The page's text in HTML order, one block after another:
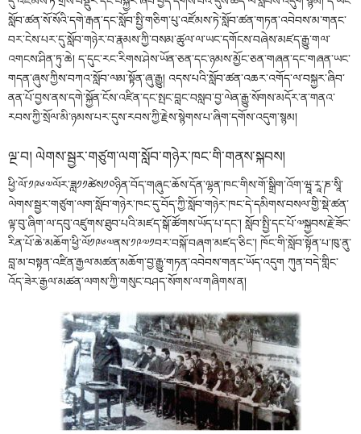
སློབ་ཚན་སོ་སོའི་དགེ་རྒན་དང་སློབ་སྤྱི་གཅིག་པུ་འཛོམས་ཏེ་སློབ་ཚན་གཏན་འབེབས་མ་གནང་
བར་ངེས་པར་དུ་སློབ་གཉེར་བ་རྣམས་ཀྱི་བསམ་ཚུལ་ལ་ཡང་དགོངས་བཞེས་མཛད་རྒྱུ་གལ་
འགངས་ཤིན་ཏུ་ཆེ། ད་དུང་རང་རིགས་ཤེས་ཡོན་ཅན་དང་ཉམས་མྱོང་ཅན་གཞན་དང་གཞན་ཡང་
གདན་ཞུས་ཀྱིས་བཀའ་སློབ་ལམ་སྟོན་ཞུ་རྒྱུ། འདས་པའི་སློབ་ཚན་འཆར་འགོད་ལ་བསྐྱར་ཞིབ་
ནན་པོ་བྱས་ནས་དགེ་སྐྱོན་ངོས་འཛིན་དང་སྤང་བླང་བསླབ་བྱ་ལེན་རྒྱུ་སོགས་མདོར་ན་གནའ་
རབས་ཀྱི་སྲོལ་མི་ཉམས་པར་དུས་རབས་ཀྱི་རྗེས་སྙེགས་པ་ཞིག་དགོས་འདུག་སྙམ།
ལྔ་བ། ལེགས་སྦྱར་གཙུག་ལག་སློབ་གཉེར་ཁང་གི་གནས་སྐབས།
ཕྱི་ལོ་༡༩༦༧ལོར་ཟླ༡༡ཚེས༡༠ཉིན་བོད་གཞུང་ཆོས་དོན་ལྷན་ཁང་གིས་གོ་སྒྲིག་འོག་ཝཱ་རཱ་ཎ་སཱི་
ལེགས་སྦྱར་གཙུག་ལག་སློབ་གཉེར་ཁང་དུ་བོད་ཀྱི་སློབ་གཉེར་ཁང་དེ་དམིགས་བསལ་གྱི་སྡེ་ཚན་
ལྟ་བུ་ཞིག་ལ་དབུ་འཛུགས་ཐུབ་པའི་མཛད་སྒོ་ཚོགས་ཡོད་པ་དང་། སློབ་སྤྱི་དང་པོ་༧སྐྱབས་རྗེ་ཟོང་
རིན་པོ་ཆེ་མཆོག་ཕྱི་ལོ༡༩༦༧ནས་༡༩༧༡བར་བསྐོ་བཞག་མཛད་ཅིང་། ཁོང་གི་སློབ་སྟོན་པ་ཁུ་ནུ་
བླ་མ་བསྟན་འཛིན་རྒྱལ་མཚན་མཆོག་བྱ་རྒྱུ་གཏན་འབེབས་གནང་ཡོད་འདུག ཀུན་བདེ་གླིང་
འོད་ཟེར་རྒྱལ་མཚན་ལགས་ཀྱི་གསུང་བཤད་སོགས་ལ་གཞིགས་ན།